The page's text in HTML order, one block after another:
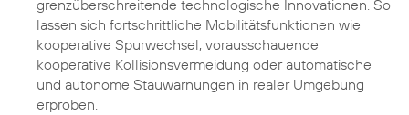
grenzüberschreitende technologische Innovationen. So
lassen sich fortschrittliche Mobilitätsfunktionen wie
kooperative Spurwechsel, vorausschauende
kooperative Kollisionsvermeidung oder automatische
und autonome Stauwarnungen in realer Umgebung
erproben.